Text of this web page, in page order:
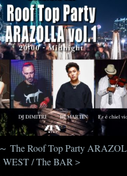
The Roof Top Party
/ The BAR＞